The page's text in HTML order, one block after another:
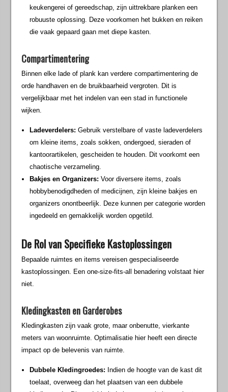
keukengerei of gereedschap, zijn uittrekbare planken een
robuuste oplossing. Deze voorkomen het bukken en reiken
die vaak gepaard gaan met diepe kasten.
Compartimentering
Binnen elke lade of plank kan verdere compartimentering de
orde handhaven en de bruikbaarheid vergroten. Dit is
vergelijkbaar met het indelen van een stad in functionele
wijken.
Ladeverdelers: Gebruik verstelbare of vaste ladeverdelers
om kleine items, zoals sokken, ondergoed, sieraden of
kantoorartikelen, gescheiden te houden. Dit voorkomt een
chaotische verzameling.
Bakjes en Organizers: Voor diversere items, zoals
hobbybenodigdheden of medicijnen, zijn kleine bakjes en
organizers onontbeerlijk. Deze kunnen per categorie worden
ingedeeld en gemakkelijk worden opgetild.
De Rol van Specifieke Kastoplossingen
Bepaalde ruimtes en items vereisen gespecialiseerde
kastoplossingen. Een one-size-fits-all benadering volstaat hier
niet.
Kledingkasten en Garderobes
Kledingkasten zijn vaak grote, maar onbenutte, vierkante
meters van woonruimte. Optimalisatie hier heeft een directe
impact op de belevenis van ruimte.
Dubbele Kledingroedes: Indien de hoogte van de kast dit
toelaat, overweeg dan het plaatsen van een dubbele